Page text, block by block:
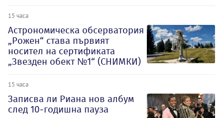
15 часа
Астрономическа обсерватория
„Рожен“ става първият
носител на сертификата
„Звезден обект №1“ (СНИМКИ)
15 часа
Записва ли Риана нов албум
след 10-годишна пауза